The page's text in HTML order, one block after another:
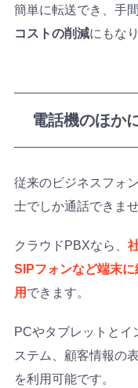
簡単に転送でき、手
コストの削減にもな
電話機のほか
従来のビジネスフォ
士でしか通話できませ
クラウドPBXなら、
SIPフォンなど端末
用 できます。
PCやタブレットとイ
ステム、顧客情報の
を利用可能です。